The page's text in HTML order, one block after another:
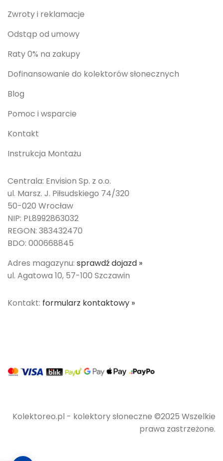
Zwroty i reklamacje
Odstąp od umowy
Raty 0% na zakupy
Dofinansowanie do kolektorów słonecznych
Blog
Pomoc i wsparcie
Kontakt
Instrukcja Montażu
Centrala: Envision Sp. z o.o.
ul. Marsz. J. Piłsudskiego 74/320
50-020 Wrocław
NIP: PL8992863032
REGON: 383432470
BDO: 000668845
Adres magazynu: sprawdź dojazd »
ul. Agatowa 10, 57-100 Szczawin
Kontakt: formularz kontaktowy »
Kolektoreo.pl - kolektory słoneczne ©2025 Wszelkie
prawa zastrzeżone.